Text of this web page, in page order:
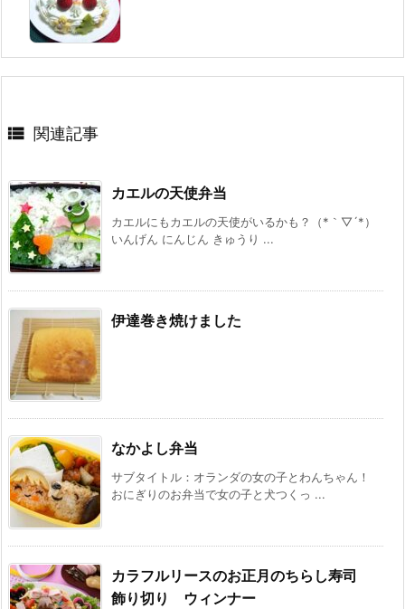
 関連記事
カエルの天使弁当
カエルにもカエルの天使がいるかも？（*｀▽´*）
いんげん にんじん きゅうり ...
伊達巻き焼けました
なかよし弁当
サブタイトル：オランダの女の子とわんちゃん！
おにぎりのお弁当で女の子と犬つくっ ...
カラフルリースのお正月のちらし寿司
飾り切り ウィンナー